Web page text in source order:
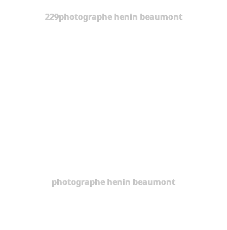
229photographe henin beaumont
photographe henin beaumont